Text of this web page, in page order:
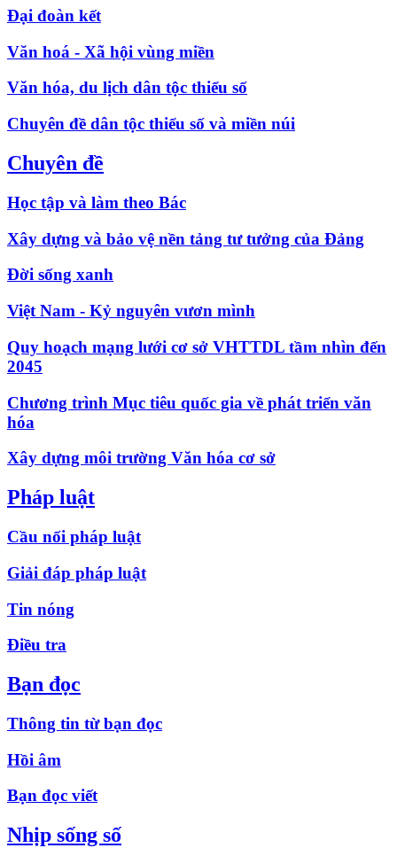
Đại đoàn kết
Văn hoá - Xã hội vùng miền
Văn hóa, du lịch dân tộc thiểu số
Chuyên đề dân tộc thiểu số và miền núi
Chuyên đề
Học tập và làm theo Bác
Xây dựng và bảo vệ nền tảng tư tưởng của Đảng
Đời sống xanh
Việt Nam - Kỷ nguyên vươn mình
Quy hoạch mạng lưới cơ sở VHTTDL tầm nhìn đến
2045
Chương trình Mục tiêu quốc gia về phát triển văn
hóa
Xây dựng môi trường Văn hóa cơ sở
Pháp luật
Cầu nối pháp luật
Giải đáp pháp luật
Tin nóng
Điều tra
Bạn đọc
Thông tin từ bạn đọc
Hồi âm
Bạn đọc viết
Nhịp sống số